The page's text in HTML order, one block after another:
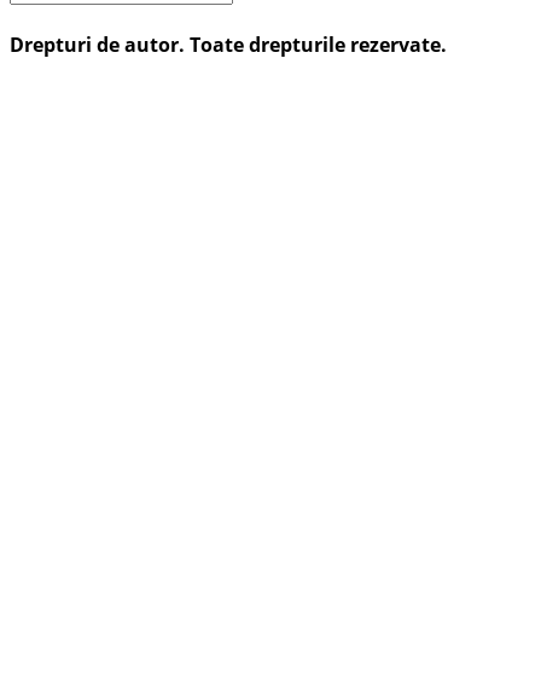
Drepturi de autor. Toate drepturile rezervate.